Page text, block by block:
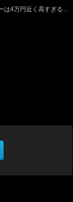
4万円近く高すぎる…